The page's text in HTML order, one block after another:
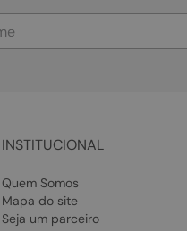
INSTITUCIONAL
Quem Somos
Mapa do site
Seja um parceiro